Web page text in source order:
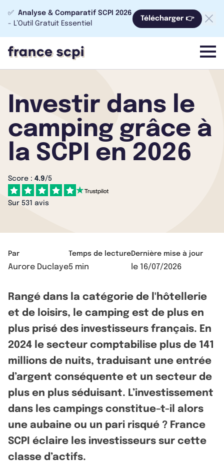
✅ Analyse & Comparatif SCPI 2026
- L’Outil Gratuit Essentiel
Télécharger 👉
menu
Investir dans le
camping grâce à
la SCPI en 2026
Score : 4.9/5
Sur 531 avis
Par
Aurore Duclaye
Temps de lecture
5 min
Dernière mise à jour
le 16/07/2026
Rangé dans la catégorie de l'hôtellerie
et de loisirs, le camping est de plus en
plus prisé des investisseurs français. En
2024 le secteur comptabilise plus de 141
millions de nuits, traduisant une entrée
d’argent conséquente et un secteur de
plus en plus séduisant. L’investissement
dans les campings constitue–t-il alors
une aubaine ou un pari risqué ? France
SCPI éclaire les investisseurs sur cette
classe d’actifs.